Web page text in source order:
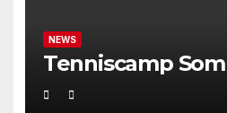
NEWS
Tenniscamp